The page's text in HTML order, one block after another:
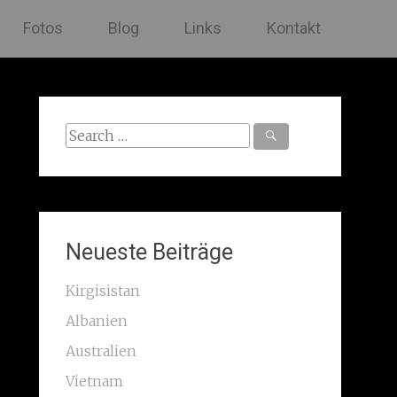
Fotos Blog Links Kontakt
Search
Neueste Beiträge
Kirgisistan
Albanien
Australien
Vietnam